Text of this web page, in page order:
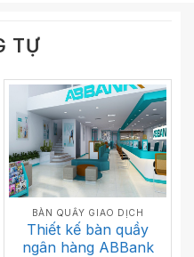
TỰ
BÀN QUẦY GIAO DỊCH
Thiết kế bàn quầy
ngân hàng ABBank